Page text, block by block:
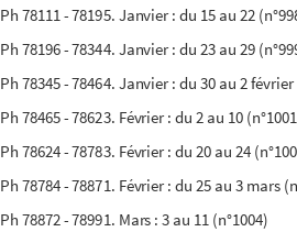
Ph 78111 - 78195. Janvier : du 15 au 22
Ph 78196 - 78344. Janvier : du 23 au 29
Ph 78345 - 78464. Janvier : du 30 au 2 février
Ph 78465 - 78623. Février : du 2 au 10
Ph 78624 - 78783. Février : du 20 au 24
Ph 78784 - 78871. Février : du 25 au 3 mars
Ph 78872 - 78991. Mars : 3 au 11 (n°1004)